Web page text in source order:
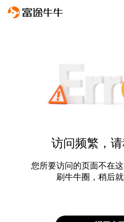
访问频繁，
您所要访问的页面不在
刷牛牛圈，稍后